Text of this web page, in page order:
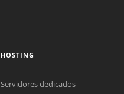
HOSTING
Servidores dedicados